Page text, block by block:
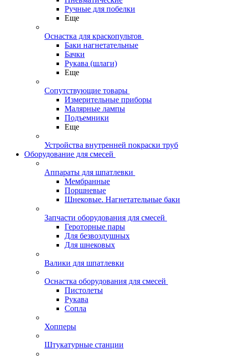
Ручные для побелки
Еще
Оснастка для краскопультов
Баки нагнетательные
Бачки
Рукава (шлаги)
Еще
Сопутствующие товары
Измерительные приборы
Малярные лампы
Подъемники
Еще
Устройства внутренней покраски труб
Оборудование для смесей
Аппараты для шпатлевки
Мембранные
Поршневые
Шнековые. Нагнетательные баки
Запчасти оборудования для смесей
Героторные пары
Для безвоздушных
Для шнековых
Валики для шпатлевки
Оснастка оборудования для смесей
Пистолеты
Рукава
Сопла
Хопперы
Штукатурные станции